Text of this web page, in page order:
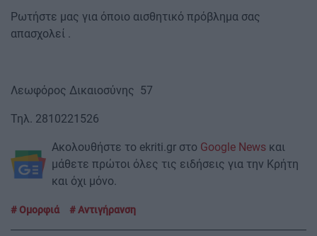
Ρωτήστε μας για όποιο αισθητικό πρόβλημα σας
απασχολεί .
Λεωφόρος Δικαιοσύνης 57
Τηλ. 2810221526
Ακολουθήστε το ekriti.gr στο Google News και
μάθετε πρώτοι όλες τις ειδήσεις για την Κρήτη
και όχι μόνο.
Ομορφιά Αντιγήρανση